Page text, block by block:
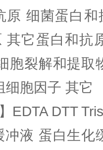
原 细菌蛋白
其它蛋白和抗
胞裂解和提取
细胞因子 其它
EDTA DTT
冲液 蛋白生化